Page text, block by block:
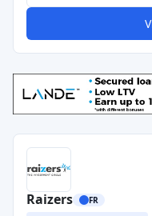
Raizers FR